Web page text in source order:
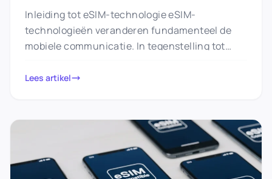
Inleiding tot eSIM-technologie eSIM-
technologieën veranderen fundamenteel de
mobiele communicatie. In tegenstelling tot
“embedded SIM” zich direct in het
Lees artikel